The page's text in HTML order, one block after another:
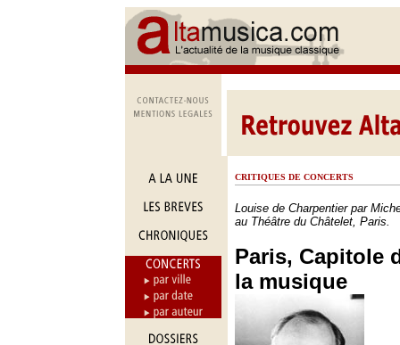
CRITIQUES DE CONCERTS
Louise de Charpentier par
au Théâtre du Châtelet, Paris.
Paris, Capitole
la musique